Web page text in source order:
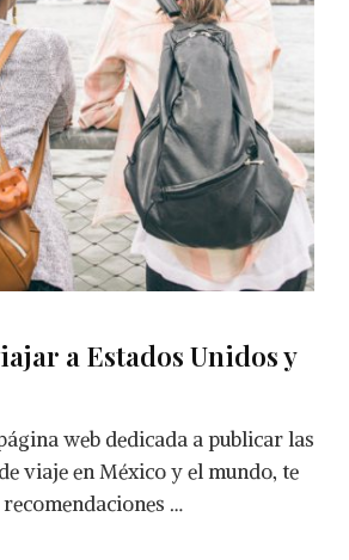
a Estados Unidos y
web dedicada a publicar las
viaje en México y el mundo, te
…